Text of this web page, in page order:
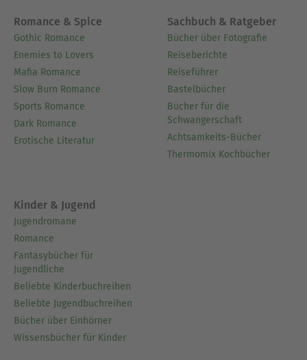
Romance & Spice
Gothic Romance
Enemies to Lovers
Mafia Romance
Slow Burn Romance
Sports Romance
Dark Romance
Erotische Literatur
Sachbuch & Ratgeber
Bücher über Fotografie
Reiseberichte
Reiseführer
Bastelbücher
Bücher für die
Schwangerschaft
Achtsamkeits-Bücher
Thermomix Kochbücher
Kinder & Jugend
Jugendromane
Romance
Fantasybücher für
Jugendliche
Beliebte Kinderbuchreihen
Beliebte Jugendbuchreihen
Bücher über Einhörner
Wissensbücher für Kinder